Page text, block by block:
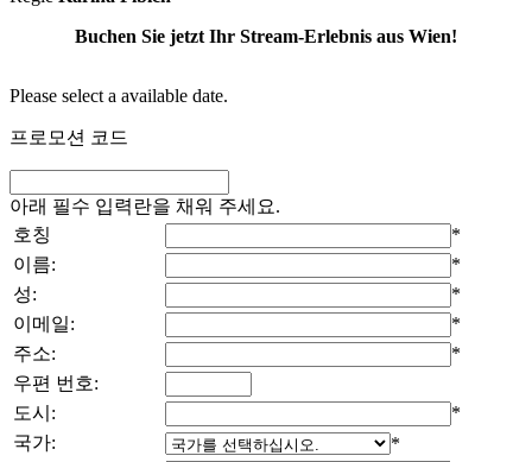
Buchen Sie jetzt Ihr Stream-Erlebnis aus Wien!
Please select a available date.
프로모션 코드
아래 필수 입력란을 채워 주세요.
호칭
*
이름:
*
성:
*
이메일:
*
주소:
*
우편 번호:
도시:
*
국가:
*